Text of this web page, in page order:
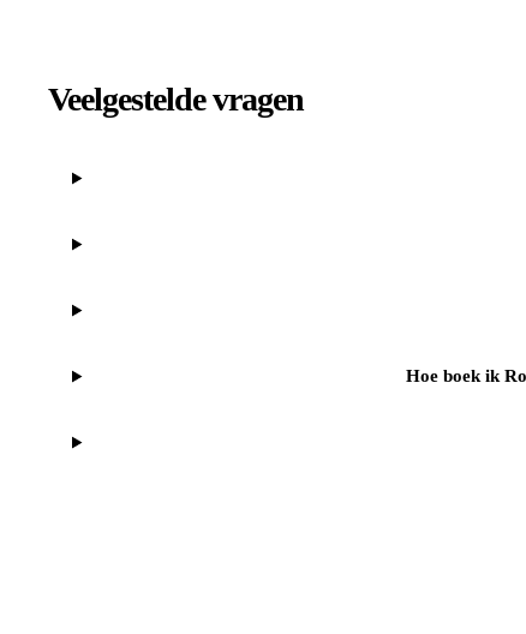
Veelgestelde vragen
Hoe boek ik